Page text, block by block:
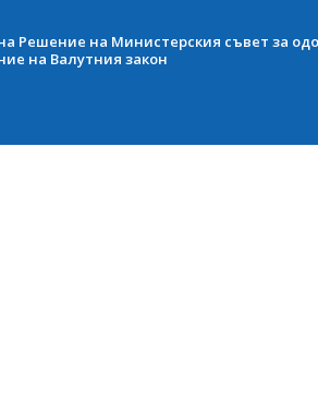
Решение на Министерския съвет за
на Валутния закон